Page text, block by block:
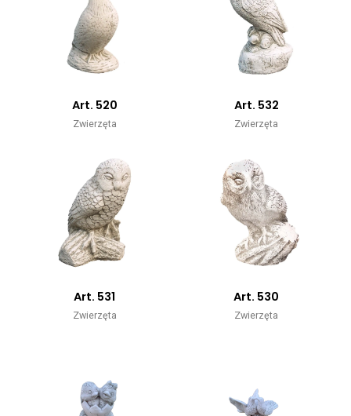
Art. 520
Zwierzęta
Art. 532
Zwierzęta
Art. 531
Zwierzęta
Art. 530
Zwierzęta